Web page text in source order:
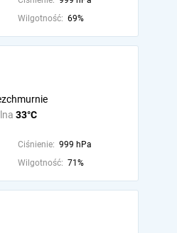
Wilgotność: 69%
33°C
Ciśnienie: 999 hPa
Wilgotność: 71%